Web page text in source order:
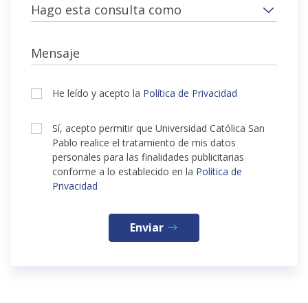
Hago esta consulta como
Mensaje
He leído y acepto la Política de Privacidad
Sí, acepto permitir que Universidad Católica San
Pablo realice el tratamiento de mis datos
personales para las finalidades publicitarias
conforme a lo establecido en la Política de
Privacidad
Enviar